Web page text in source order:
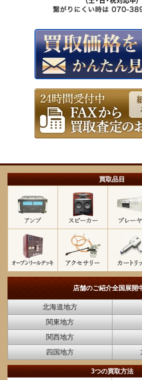
買取品目
店舗のご紹介全国展開
北海道地方
関東地方
関西地方
四国地方
3つの買取方法